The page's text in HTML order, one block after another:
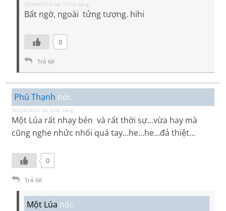
30/04/2016 lúc 11:32 sáng
Bất ngờ, ngoài tửng tượng. hihi
0
Trả lời
Phú Thạnh nói:
30/04/2016 lúc 3:48 sáng
Một Lúa rất nhạy bén và rất thời sự…vừa hay mà
cũng nghe nhức nhối quá tay…he…he…đả thiệt…
0
Trả lời
Một Lúa nói: